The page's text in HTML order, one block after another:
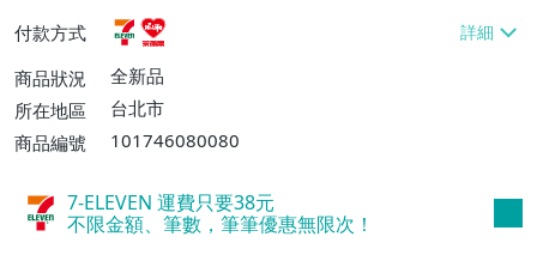
貨付款【免運費】
付款方式
商品狀況
全新品
所在地區
台北市
商品編號
101746080080
7-ELEVEN 運費只要38元
不限金額、筆數，筆筆優惠無限次！